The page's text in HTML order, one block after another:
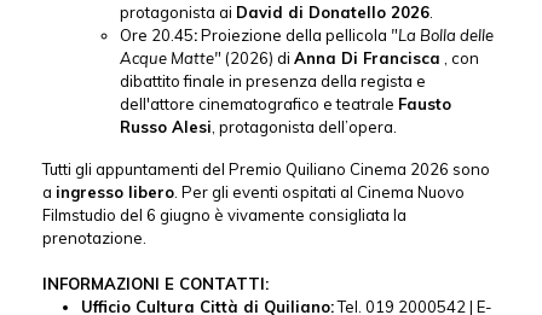
protagonista ai David di Donatello 2026
Ore 20.45:Proiezione della pellicola "La Bolla delle
Acque Matte" (2026) di Anna Di Francisca , con
dibattito finale in presenza della regista e
dell'attore cinematografico e teatrale Fausto
Russo Alesi , protagonista dell’opera.
Tutti gli appuntamenti del Premio Quiliano Cinema 2026 sono
a ingresso libero . Per gli eventi ospitati al Cinema Nuovo
Filmstudio del 6 giugno è vivamente consigliata la
prenotazione.
INFORMAZIONI E CONTATTI:
Ufficio Cultura Città di Quiliano:Tel. 019 2000542 | E-